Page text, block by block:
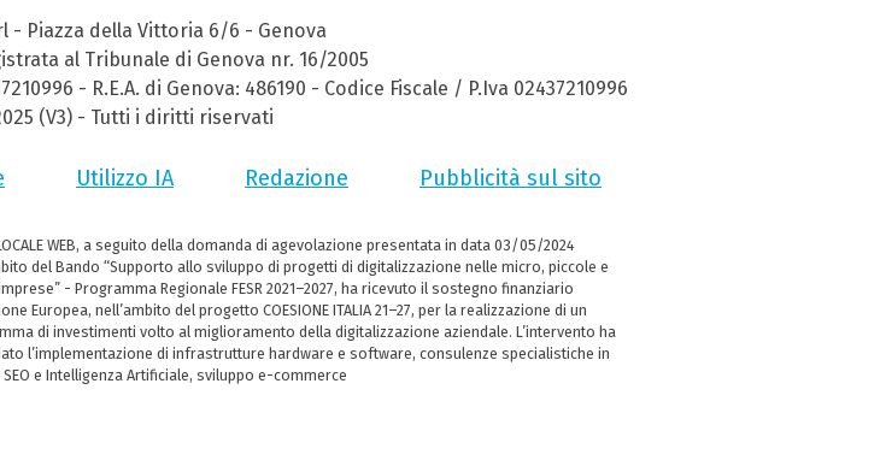
- Piazza della Vittoria 6/6 - Genova
al Tribunale di Genova nr. 16/2005
- R.E.A. di Genova: 486190 - Codice Fiscale / P.Iva 02437210996
(V3) - Tutti i diritti riservati
Utilizzo IA Redazione Pubblicità sul sito
WEB, a seguito della domanda di agevolazione presentata in data 03/05/2024
del Bando “Supporto allo sviluppo di progetti di digitalizzazione nelle micro, piccole e
- Programma Regionale FESR 2021–2027, ha ricevuto il sostegno finanziario
Europea, nell’ambito del progetto COESIONE ITALIA 21–27, per la realizzazione di un
di investimenti volto al miglioramento della digitalizzazione aziendale. L’intervento ha
l’implementazione di infrastrutture hardware e software, consulenze specialistiche in
e Intelligenza Artificiale, sviluppo e-commerce